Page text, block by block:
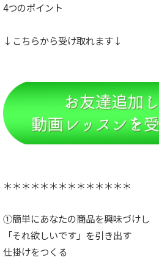
4つのポイント
↓こちらから受け取れます↓
＊＊＊＊＊＊＊＊＊＊＊＊＊＊
①簡単にあなたの商品を興味づけし
「それ欲しいです」を引き出す
仕掛けをつくる